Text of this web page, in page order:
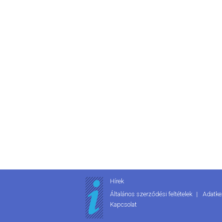
Hírek
Általános szerződési feltételek
Kapcsolat